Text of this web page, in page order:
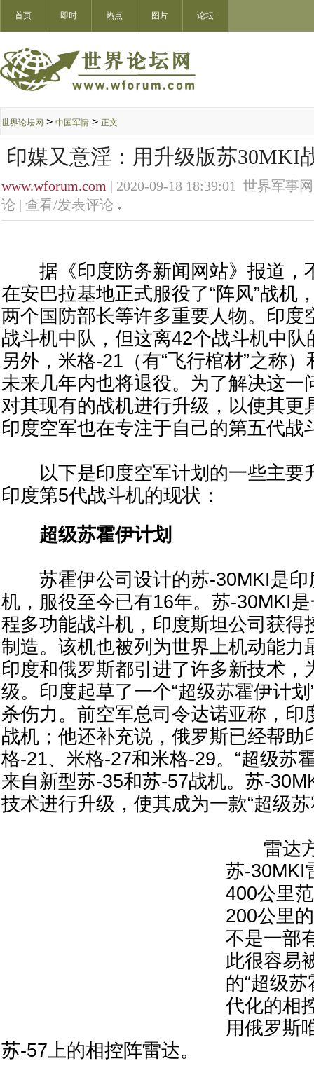
首页 即时 热点 图片 论坛
世界论坛网 > 中国军情 > 正文
印媒又意淫：用升级版苏30MKI
www.wforum.com | 2020-09-18 18:39:01 世界军事
论 | 查看/发表评论
据《印度防务新闻网站》报道，
在安巴拉基地正式服役了“阵风”战机
两个国防部长等许多重要人物。印度
战斗机中队，但这离42个战斗机中队
另外，米格-21（有“飞行棺材”之称）
未来几年内也将退役。为了解决这一
对其现有的战机进行升级，以使其更
印度空军也在专注于自己的第五代战
以下是印度空军计划的一些主要
印度第5代战斗机的现状：
超级苏霍伊计划
苏霍伊公司设计的苏-30MKI是印
机，服役至今已有16年。苏-30MKI
程多功能战斗机，印度斯坦公司获得
制造。该机也被列为世界上机动能力
印度和俄罗斯都引进了许多新技术，
级。印度起草了一个“超级苏霍伊计
杀伤力。前空军总司令达诺亚称，印
战机；他还补充说，俄罗斯已经帮助
格-21、米格-27和米格-29。“超级苏
来自新型苏-35和苏-57战机。苏-
技术进行升级，使其成为一款“超级
雷达方
苏-30MKI
400公里
200公里
不是一部
此很容易
的“超级
代化的相
用俄罗斯
苏-57上的相控阵雷达。